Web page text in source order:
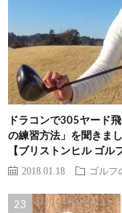
ドラコンで305ヤード
の練習方法」を聞きま
【ブリストンヒル ゴル
2018.01.18 ゴルフ